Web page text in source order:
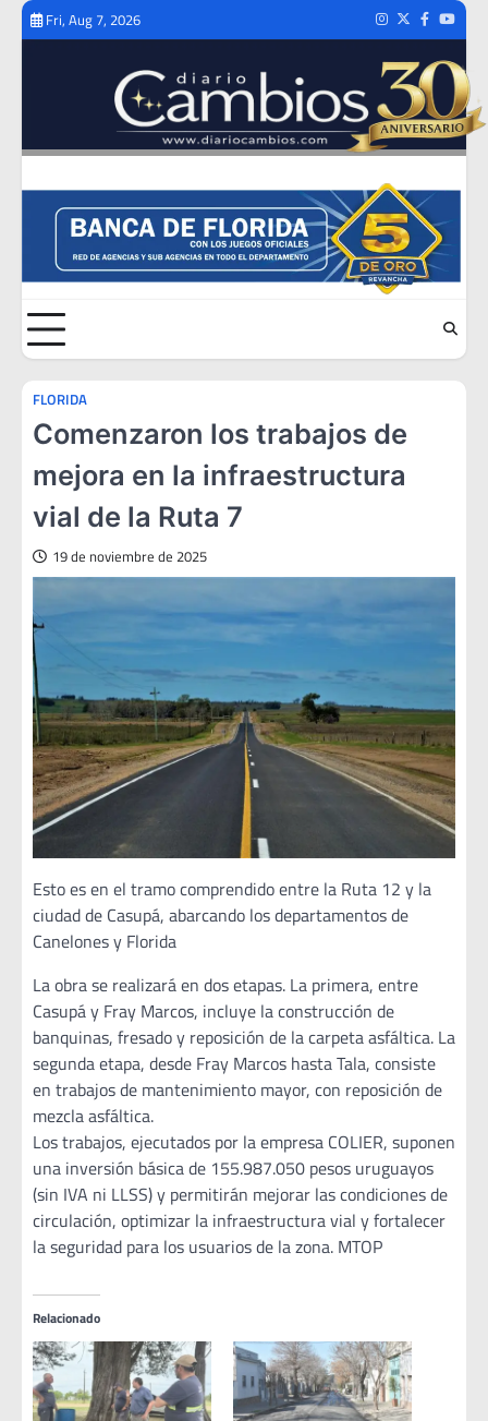
Skip
Fri, Aug 7, 2026 Instagram
TwitterFacebook
FLORIDA
Comenzaron los trabajos de
mejora en la infraestructura
vial de la Ruta 7
19 de noviembre de 2025
Esto es en el tramo comprendido entre la Ruta 12 y la
ciudad de Casupá, abarcando los departamentos de
Canelones y Florida
La obra se realizará en dos etapas. La primera, entre
Casupá y Fray Marcos, incluye la construcción de
banquinas, fresado y reposición de la carpeta asfáltica. La
segunda etapa, desde Fray Marcos hasta Tala, consiste
en trabajos de mantenimiento mayor, con reposición de
mezcla asfáltica.
Los trabajos, ejecutados por la empresa COLIER, suponen
una inversión básica de 155.987.050 pesos uruguayos
(sin IVA ni LLSS) y permitirán mejorar las condiciones de
circulación, optimizar la infraestructura vial y fortalecer
la seguridad para los usuarios de la zona. MTOP
Relacionado